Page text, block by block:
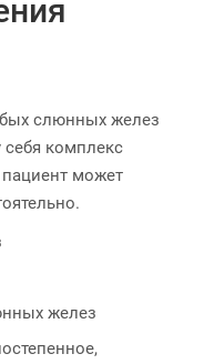
слюнных желез
себя комплекс
может
желез